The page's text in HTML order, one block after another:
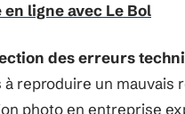
ligne avec Le Bol
des erreurs
reproduire un
photo en entreprise